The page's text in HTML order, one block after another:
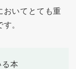
おいてとても重
。
る本